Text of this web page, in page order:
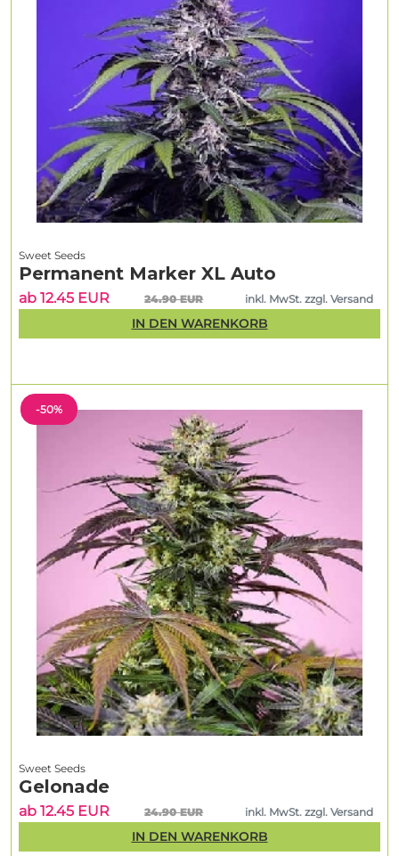
-50%
Sweet Seeds
Gelonade
ab 12.45 EUR 24.90 EUR inkl. MwSt. zzgl. Versand
IN DEN WARENKORB
Sweet Seeds
Permanent Marker XL Auto
ab 12.45 EUR 24.90 EUR inkl. MwSt. zzgl. Versand
IN DEN WARENKORB